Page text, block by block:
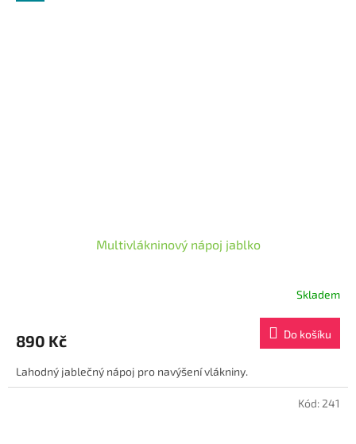
Multivlákninový nápoj jablko
je
z
5
Skladem
890 Kč Do košíku
Lahodný jablečný nápoj pro navýšení vlákniny.
Kód: 241